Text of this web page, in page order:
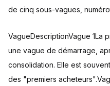
de cinq sous-vagues,
VagueDescriptionVague 1La
une vague de démarrage,
consolidation. Elle est
des "premiers